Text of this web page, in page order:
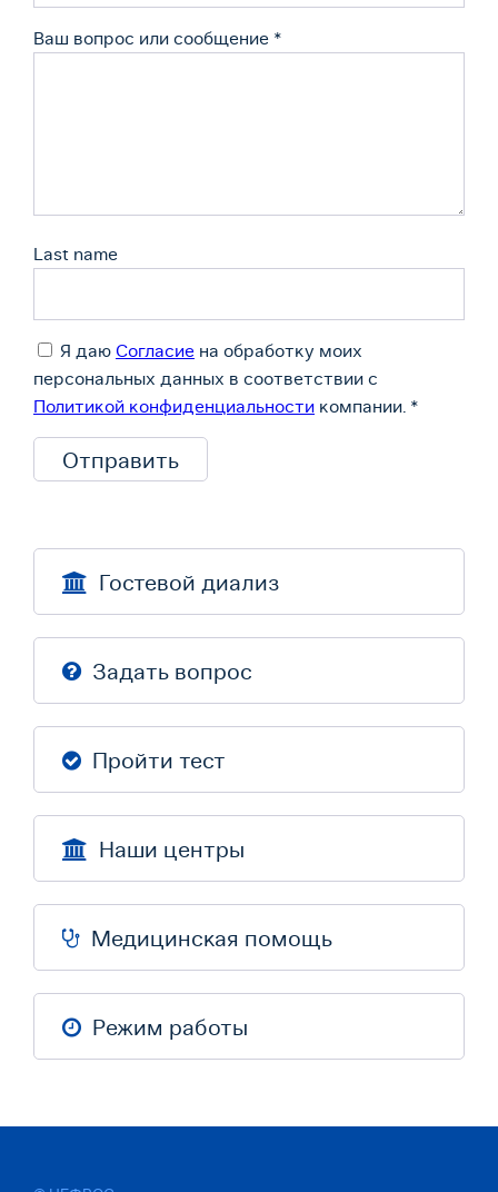
Ваш вопрос или сообщение *
Last name
Я даю Согласие на обработку моих
персональных данных в соответствии с
Политикой конфиденциальности компании. *
Гостевой диализ
Задать вопрос
Пройти тест
Наши центры
Медицинская помощь
Режим работы